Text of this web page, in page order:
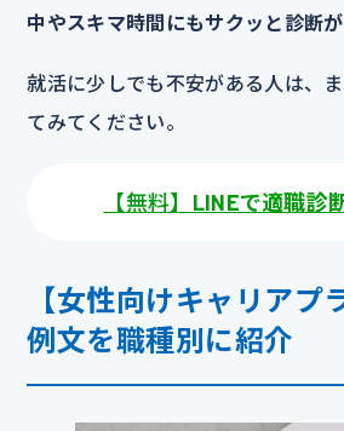
中やスキマ時間にもサクッと診断
就活に少しでも不安がある人は、
てみてください。
【無料】 LINEで適職診
【女性向けキャリアプ
例文を職種別に紹介